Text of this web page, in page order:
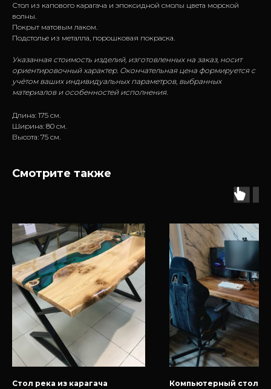
Стол из капового карагача и эпоксидной смолы цвета морской
волны.
Покрыт матовым лаком.
Подстолье из металла, порошковая покраска.
Указанная стоимость изделий, изготовленных на заказ, носит
ориентировочный характер. Окончательная цена формируется с
учётом ваших индивидуальных параметров, выбранных
материалов и особенностей исполнения.
Длина: 175 см.
Ширина: 80 см.
Высота: 75 см.
Смотрите также
Стол река из карагача
Компьютерный стол из